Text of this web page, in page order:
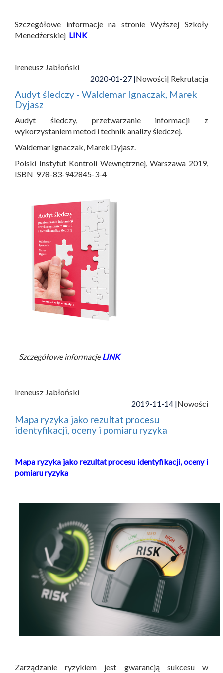
Szczegółowe informacje na stronie Wyższej Szkoły
Menedżerskiej LINK
Ireneusz Jabłoński
2020-01-27 |Nowości| Rekrutacja
Audyt śledczy - Waldemar Ignaczak, Marek
Dyjasz
Audyt śledczy, przetwarzanie informacji z
wykorzystaniem metod i technik analizy śledczej.
Waldemar Ignaczak, Marek Dyjasz.
Polski Instytut Kontroli Wewnętrznej, Warszawa 2019,
ISBN 978-83-942845-3-4
Szczegółowe informacjeLINK
Ireneusz Jabłoński
2019-11-14 |Nowości
Mapa ryzyka jako rezultat procesu
identyfikacji, oceny i pomiaru ryzyka
Mapa ryzyka jako rezultat procesu identyfikacji, oceny i
pomiaru ryzyka
Zarządzanie ryzykiem jest gwarancją sukcesu w